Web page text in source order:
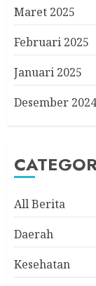
Maret 2025
Februari 2025
Januari 2025
Desember 2024
All Berita
Daerah
Kesehatan